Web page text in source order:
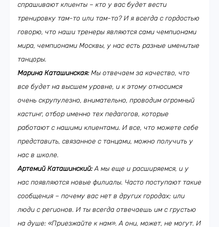
спрашивают клиенты – кто у вас будет вести
тренировку там-то или там-то? И я всегда с гордостью
говорю, что наши тренеры являются сами чемпионами
мира, чемпионами Москвы, у нас есть разные именитые
танцоры.
Марина Каташинская:Мы отвечаем за качество, что
все будет на высшем уровне, и к этому относимся
очень скрупулезно, внимательно, проводим огромный
кастинг, отбор именно тех педагогов, которые
работают с нашими клиентами. И все, что можете себе
представить, связанное с танцами, можно получить у
нас в школе.
Артемий Каташинский:А мы еще и расширяемся, и у
нас появляются новые филиалы. Часто поступают такие
сообщения – почему вас нет в других городах; или
люди с регионов. И ты всегда отвечаешь им с грустью
на душе: «Приезжайте к нам». А они, может, не могут. И